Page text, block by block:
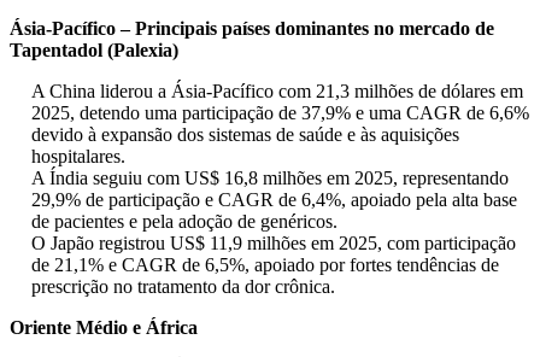
Ásia-Pacífico – Principais países dominantes no mercado de
Tapentadol (Palexia)
A China liderou a Ásia-Pacífico com 21,3 milhões de dólares em
2025, detendo uma participação de 37,9% e uma CAGR de 6,6%
devido à expansão dos sistemas de saúde e às aquisições
hospitalares.
A Índia seguiu com US$ 16,8 milhões em 2025, representando
29,9% de participação e CAGR de 6,4%, apoiado pela alta base
de pacientes e pela adoção de genéricos.
O Japão registrou US$ 11,9 milhões em 2025, com participação
de 21,1% e CAGR de 6,5%, apoiado por fortes tendências de
prescrição no tratamento da dor crônica.
Oriente Médio e África